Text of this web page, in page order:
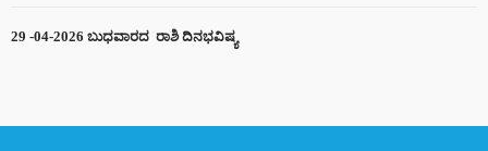
29 -04-2026 ಬುಧವಾರದ ರಾಶಿ ದಿನಭವಿಷ್ಯ